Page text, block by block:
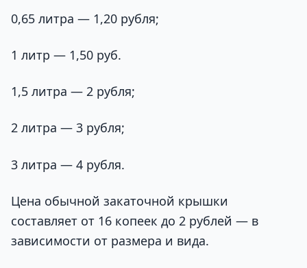
0,65 литра — 1,20 рубля;
1 литр — 1,50 руб.
1,5 литра — 2 рубля;
2 литра — 3 рубля;
3 литра — 4 рубля.
Цена обычной закаточной крышки
составляет от 16 копеек до 2 рублей — в
зависимости от размера и вида.